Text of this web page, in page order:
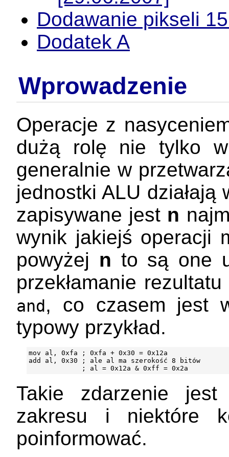
Dodawanie pikseli
Dodatek A
Wprowadzenie
Operacje z
dużą rolę nie tylko
generalnie w
jednostki ALU
zapisywane jest n
wynik jakiejś operacji
powyżej n to są one
przekłamanie
and , co czasem jest
typowy przykład.
mov al, 0xfa ; 0xfa + 0x30 = 0x12a
add al, 0x30 ; ale al ma szerokość 8 bitów
Takie zdarzenie jest
zakresu i niektóre
poinformować.